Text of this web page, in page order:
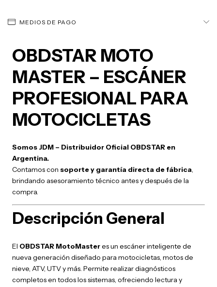
MEDIOS DE PAGO
OBDSTAR MOTO
MASTER – ESCÁNER
PROFESIONAL PARA
MOTOCICLETAS
Somos JDM – Distribuidor Oficial OBDSTAR en
Argentina.
Contamos con soporte y garantía directa de fábrica,
brindando asesoramiento técnico antes y después de la
compra.
Descripción General
El OBDSTAR MotoMasteres un escáner inteligente de
nueva generación diseñado para motocicletas, motos de
nieve, ATV, UTV y más. Permite realizar diagnósticos
completos en todos los sistemas, ofreciendo lectura y